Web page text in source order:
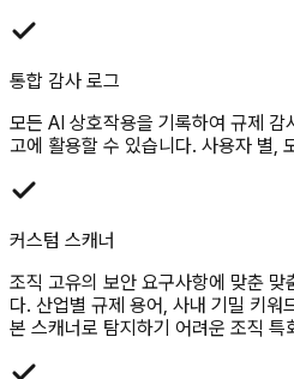
통합 감사 로그
모든 AI 상호작용을 기록하여 규제 감
고에 활용할 수 있습니다. 사용자 별,
커스텀 스캐너
조직 고유의 보안 요구사항에 맞춘 맞
다. 산업별 규제 용어, 사내 기밀 키워
본 스캐너로 탐지하기 어려운 조직 특